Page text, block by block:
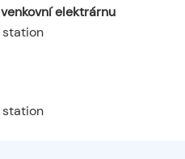
elektrárnu